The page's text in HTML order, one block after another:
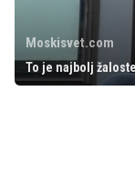
Moskisvet.com
To je najbolj